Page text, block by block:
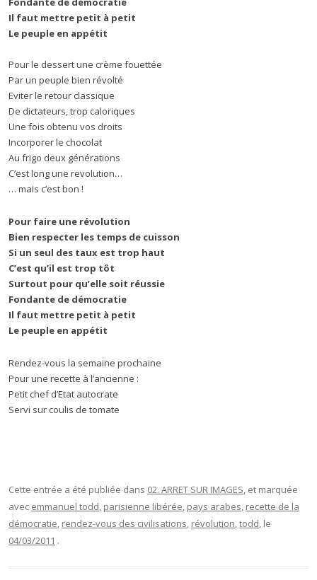
Il faut mettre petit à petit
Le peuple en appétit
Pour le dessert une crème fouettée
Par un peuple bien révolté
Eviter le retour classique
De dictateurs, trop caloriques
Une fois obtenu vos droits
Incorporer le chocolat
Au frigo deux générations
C’est long une revolution…
… mais c’est bon !
Pour faire une révolution
Bien respecter les temps de cuisson
Si un seul des taux est trop haut
C’est qu’il est trop tôt
Surtout pour qu’elle soit réussie
Fondante de démocratie
Il faut mettre petit à petit
Le peuple en appétit
Rendez-vous la semaine prochaine
Pour une recette à l’ancienne :
Petit chef d’Etat autocrate
Servi sur coulis de tomate
Cette entrée a été publiée dans 02. ARRET SUR IMAGES, et marquée
avec emmanuel todd, parisienne libérée, pays arabes, recette de la
démocratie, rendez-vous des civilisations, révolution,todd, le
04/03/2011 .